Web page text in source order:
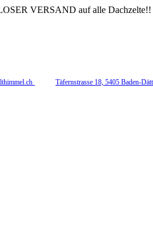
VERSAND auf alle Dachzelte!!
Täfernstrasse 18, 5405 Baden-